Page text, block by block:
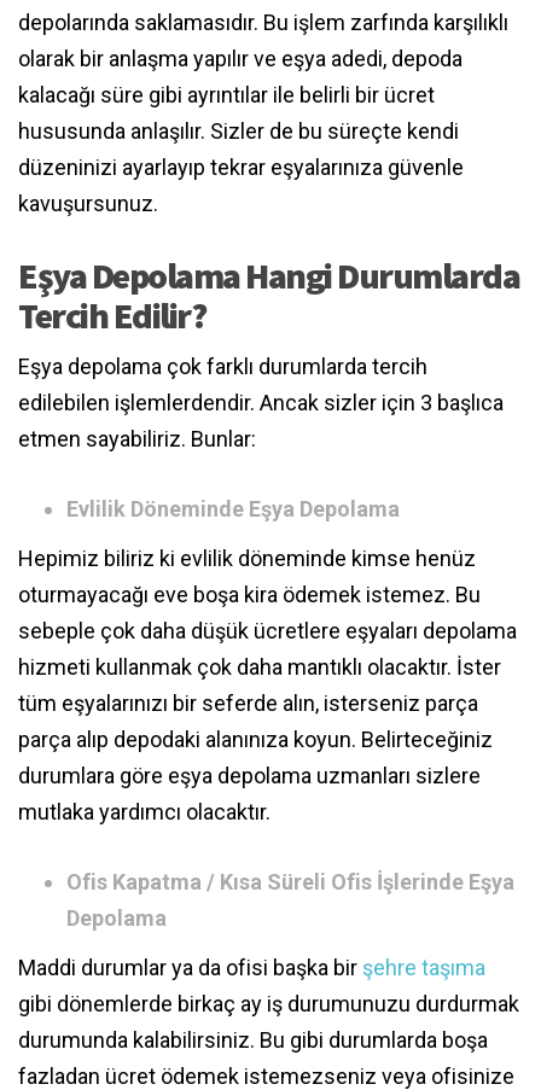
depolarında saklamasıdır. Bu işlem zarfında karşılıklı
olarak bir anlaşma yapılır ve eşya adedi, depoda
kalacağı süre gibi ayrıntılar ile belirli bir ücret
hususunda anlaşılır. Sizler de bu süreçte kendi
düzeninizi ayarlayıp tekrar eşyalarınıza güvenle
kavuşursunuz.
Eşya Depolama Hangi Durumlarda
Tercih Edilir?
Eşya depolama çok farklı durumlarda tercih
edilebilen işlemlerdendir. Ancak sizler için 3 başlıca
etmen sayabiliriz. Bunlar:
Evlilik Döneminde Eşya Depolama
Hepimiz biliriz ki evlilik döneminde kimse henüz
oturmayacağı eve boşa kira ödemek istemez. Bu
sebeple çok daha düşük ücretlere eşyaları depolama
hizmeti kullanmak çok daha mantıklı olacaktır. İster
tüm eşyalarınızı bir seferde alın, isterseniz parça
parça alıp depodaki alanınıza koyun. Belirteceğiniz
durumlara göre eşya depolama uzmanları sizlere
mutlaka yardımcı olacaktır.
Ofis Kapatma / Kısa Süreli Ofis İşlerinde Eşya
Depolama
Maddi durumlar ya da ofisi başka bir şehre taşıma
gibi dönemlerde birkaç ay iş durumunuzu durdurmak
durumunda kalabilirsiniz. Bu gibi durumlarda boşa
fazladan ücret ödemek istemezseniz veya ofisinize